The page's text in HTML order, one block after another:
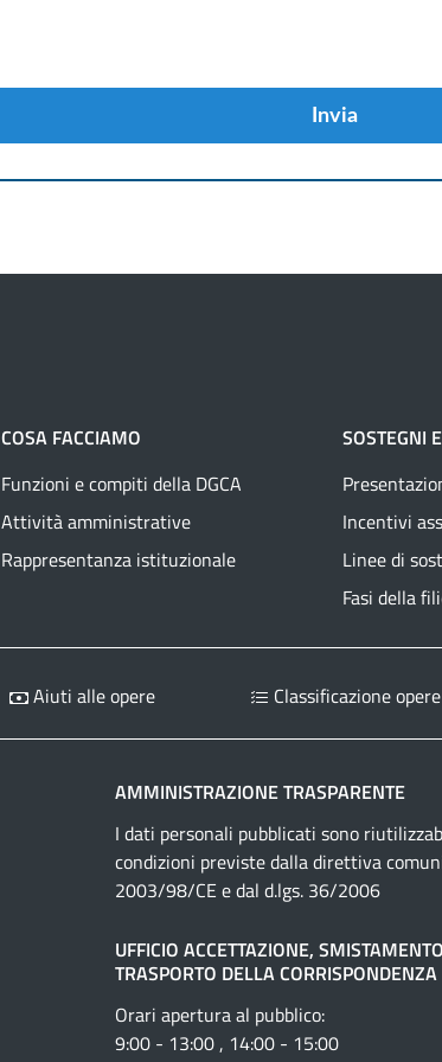
Invia
COSA FACCIAMO
Funzioni e compiti della DGCA
Attività amministrative
Rappresentanza istituzionale
SOSTEGNI
Incentivi
Linee di
Fasi della
Aiuti alle opere Classificazione opere
AMMINISTRAZIONE TRASPARENTE
I dati personali pubblicati sono
condizioni previste dalla direttiva
2003/98/CE e dal d.lgs. 36/2006
UFFICIO ACCETTAZIONE,
TRASPORTO DELLA CORRISPONDENZA
Orari apertura al pubblico:
9:00 - 13:00 , 14:00 - 15:00